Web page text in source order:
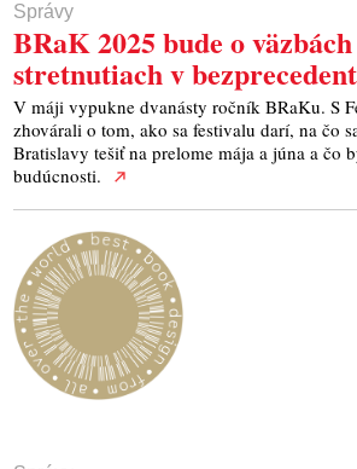
Správy
​BRaK 2025 bude o
stretnutiach v
V máji vypukne dvanásty ročník BRaKu. S
zhovárali o tom, ako sa festivalu darí, na čo
Bratislavy tešiť na prelome mája a júna a čo
budúcnosti.